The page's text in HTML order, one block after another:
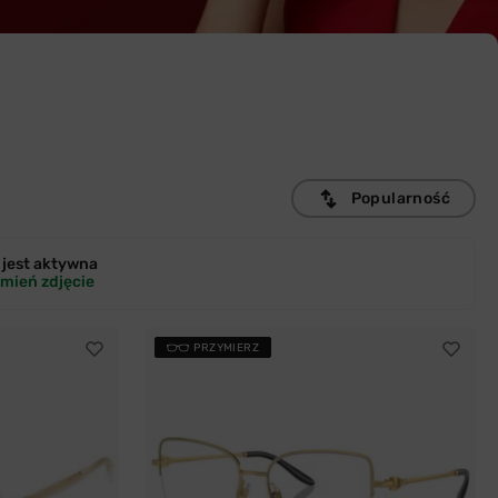
Popularność
jestaktywna
zdjęcie
PRZYMIERZ